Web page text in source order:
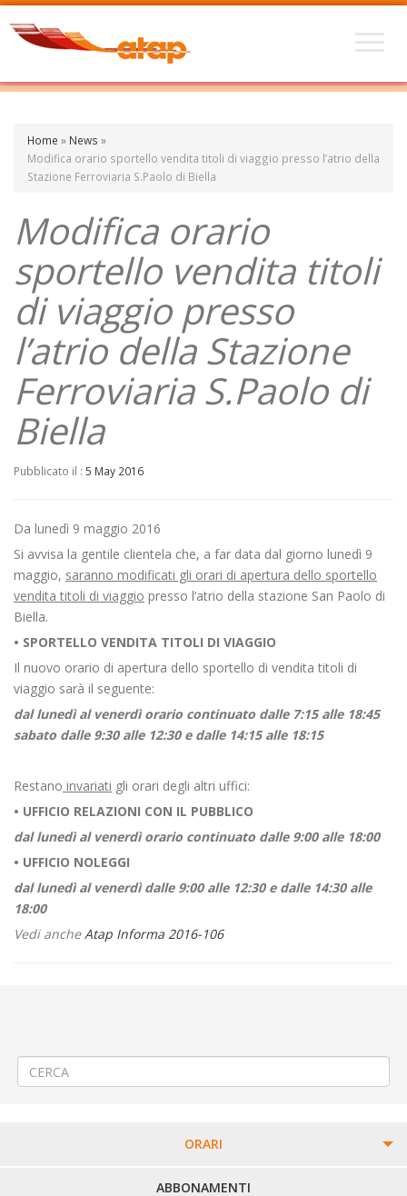
Home » News »
Modifica orario sportello vendita titoli di viaggio presso l’atrio della
Stazione Ferroviaria S.Paolo di Biella
Modifica orario
sportello vendita titoli
di viaggio presso
l’atrio della Stazione
Ferroviaria S.Paolo di
Biella
Pubblicato il : 5 May 2016
Da lunedì 9 maggio 2016
Si avvisa la gentile clientela che, a far data dal giorno lunedì 9
maggio, saranno modificati gli orari di apertura dello sportello
vendita titoli di viaggio presso l’atrio della stazione San Paolo di
Biella.
• SPORTELLO VENDITA TITOLI DI VIAGGIO
Il nuovo orario di apertura dello sportello di vendita titoli di
viaggio sarà il seguente:
dal lunedì al venerdì orario continuato dalle 7:15 alle 18:45
sabato dalle 9:30 alle 12:30 e dalle 14:15 alle 18:15
Restano invariati gli orari degli altri uffici:
• UFFICIO RELAZIONI CON IL PUBBLICO
dal lunedì al venerdì orario continuato dalle 9:00 alle 18:00
• UFFICIO NOLEGGI
dal lunedì al venerdì dalle 9:00 alle 12:30 e dalle 14:30 alle
18:00
Vedi ancheAtap Informa 2016-106
ORARI
PERCORSI URBANI IN BIELLA
ABBONAMENTI